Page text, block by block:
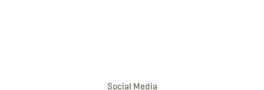
Social Media